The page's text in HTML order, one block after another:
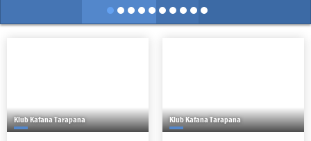
Klub Kafana Tarapana Klub Kafana Tarapana